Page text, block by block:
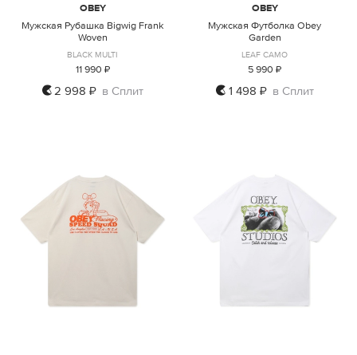
S M L XL XXL
OBEY
Мужская Рубашка Bigwig Frank
Woven
BLACK MULTI
11 990 ₽
2 998 ₽ в Сплит XL XXL
OBEY
Мужская Футболка Obey
Garden
LEAF CAMO
5 990 ₽
1 498 ₽ в Сплит